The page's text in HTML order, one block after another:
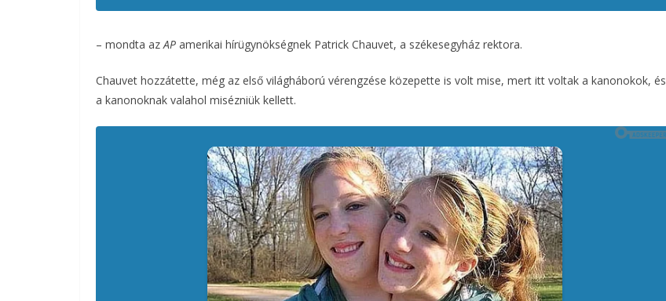
– mondta azAP amerikai hírügynökségnek Patrick Chauvet, a székesegyház rektora.
Chauvet hozzátette, még az első világháború vérengzése közepette is volt mise, mert itt voltak a kanonokok, és
a kanonoknak valahol misézniük kellett.